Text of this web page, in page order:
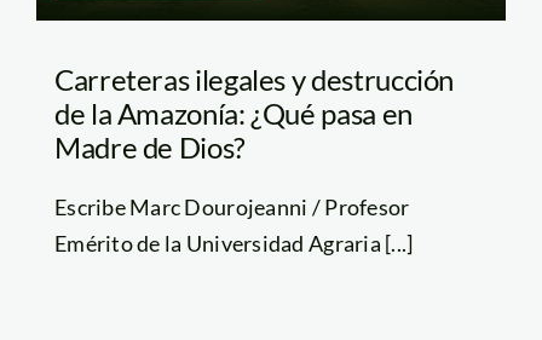
Carreteras ilegales y destrucción
de la Amazonía: ¿Qué pasa en
Madre de Dios?
Escribe Marc Dourojeanni / Profesor
Emérito de la Universidad Agraria [...]